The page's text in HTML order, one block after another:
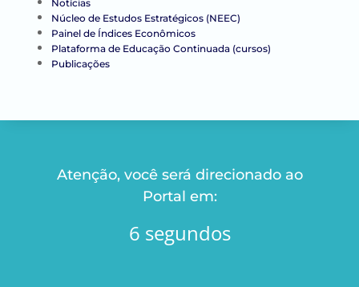
Notícias
Núcleo de Estudos Estratégicos (NEEC)
Painel de Índices Econômicos
Plataforma de Educação Continuada (cursos)
Publicações
Atenção, você será direcionado ao
Portal em:
6 segundos